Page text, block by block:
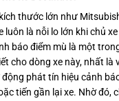
thước lớn như
luôn là nỗi lo lớn khi chủ
báo điểm mù là một
cho dòng xe này, nhất là
phát tín hiệu cảnh
tiến gần lại xe. Nhờ đó,